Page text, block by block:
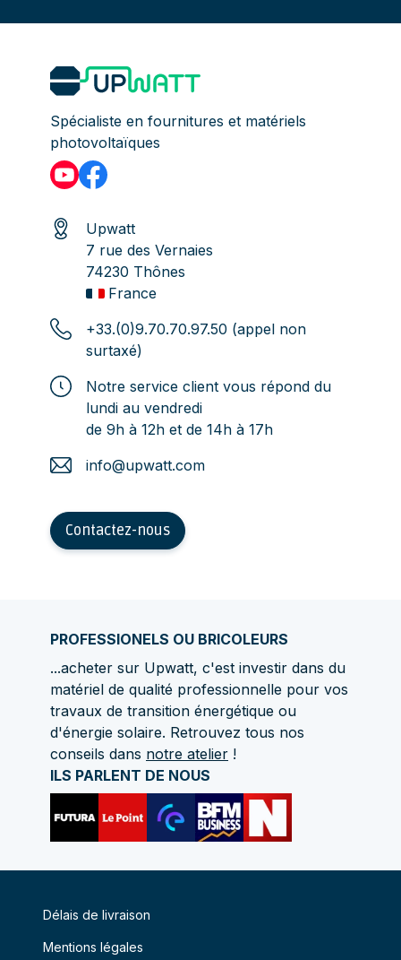
Spécialiste en fournitures et matériels
photovoltaïques
Upwatt
7 rue des Vernaies
74230 Thônes
France
+33.(0)9.70.70.97.50 (appel non
surtaxé)
Notre service client vous répond du
lundi au vendredi
de 9h à 12h et de 14h à 17h
info@upwatt.com
Contactez-nous
PROFESSIONELS OU BRICOLEURS
...acheter sur Upwatt, c'est investir dans du
matériel de qualité professionnelle pour vos
travaux de transition énergétique ou
d'énergie solaire. Retrouvez tous nos
conseils dans notre atelier !
ILS PARLENT DE NOUS
Délais de livraison
Mentions légales